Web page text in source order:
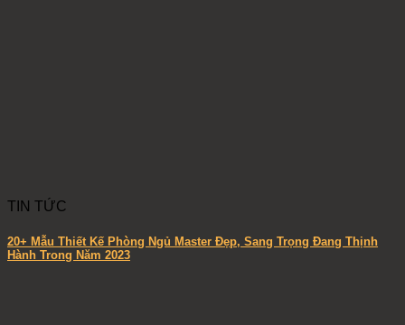
TIN TỨC
20+ Mẫu Thiết Kế Phòng Ngủ Master Đẹp, Sang Trọng Đang Thịnh
Hành Trong Năm 2023